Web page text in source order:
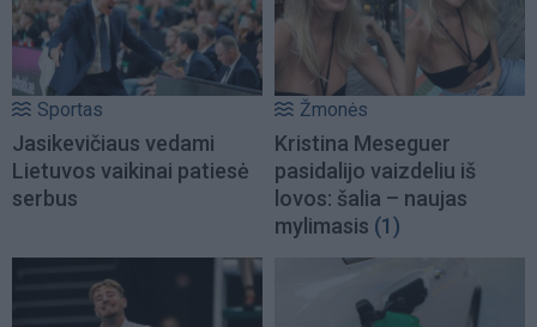
Sportas
Jasikevičiaus vedami
Lietuvos vaikinai patiesė
serbus
Žmonės
Kristina Meseguer
pasidalijo vaizdeliu iš
lovos: šalia – naujas
mylimasis (1)